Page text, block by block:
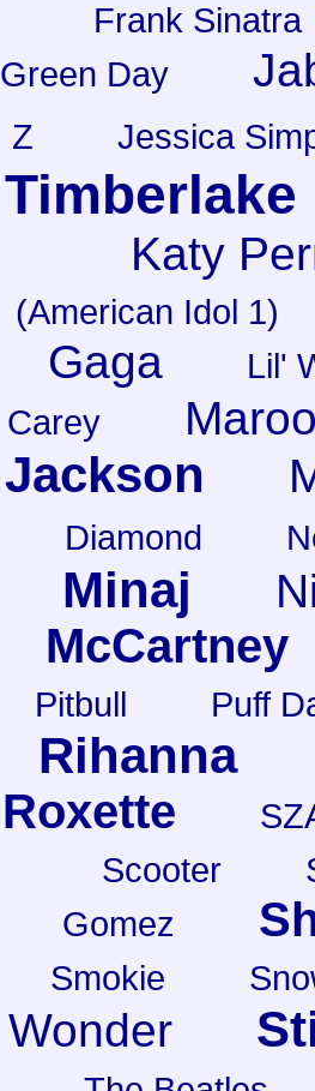
Frank Sinatra
Green Day
Z Jessica
Timberlake
Katy
(American Idol 1)
Gaga
Lil'
Carey
Jackson
Diamond
Minaj
McCartney
Pitbull Puff
Rihanna
Roxette
Scooter
Gomez
Smokie
Wonder